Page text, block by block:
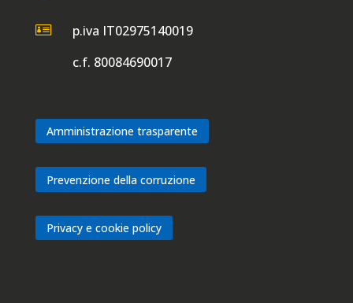

p.iva IT02975140019
c.f. 80084690017
Amministrazione trasparente
Prevenzione della corruzione
Privacy e cookie policy